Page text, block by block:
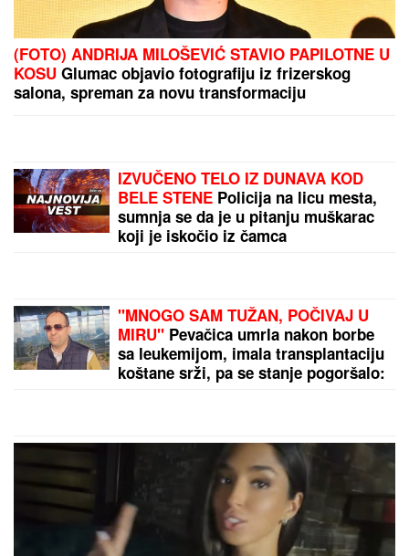
U DOMU NADICE ZELJKOVIĆProgovorila o Luni i
Slobi, oplela po Asminu, Maji i Kaći Živković, a onda
Drama u Nišu! Marija zvala kliniku zbog Miljane,
nastao neviđeni haos
PREPORUKA ZA VAS